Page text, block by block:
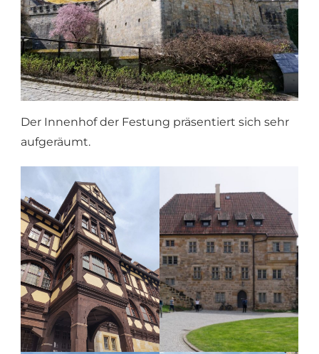
Der Innenhof der Festung präsentiert sich sehr
aufgeräumt.